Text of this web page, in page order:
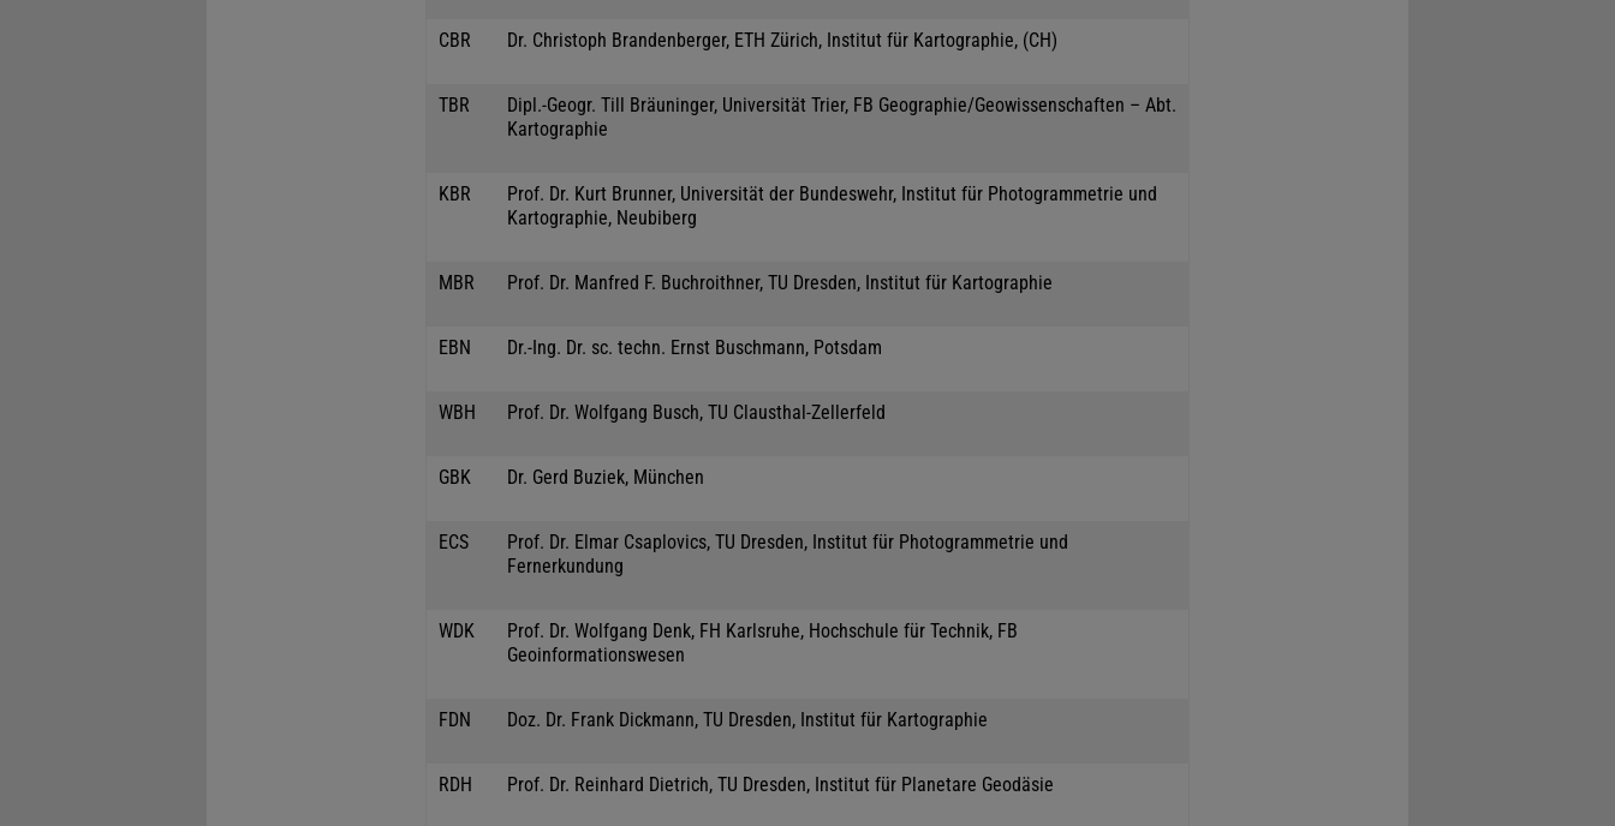
CBR Dr. Christoph Brandenberger, ETH Zürich, Institut für Kartographie, (CH)
TBR
Dipl.-Geogr. Till Bräuninger, Universität Trier, FB Geographie/Geowissenschaften – Abt.
Kartographie
KBR
Prof. Dr. Kurt Brunner, Universität der Bundeswehr, Institut für Photogrammetrie und
Kartographie, Neubiberg
MBR Prof. Dr. Manfred F. Buchroithner, TU Dresden, Institut für Kartographie
EBN Dr.-Ing. Dr. sc. techn. Ernst Buschmann, Potsdam
WBH Prof. Dr. Wolfgang Busch, TU Clausthal-Zellerfeld
GBK Dr. Gerd Buziek, München
ECS
Prof. Dr. Elmar Csaplovics, TU Dresden, Institut für Photogrammetrie und
Fernerkundung
WDK
Prof. Dr. Wolfgang Denk, FH Karlsruhe, Hochschule für Technik, FB
Geoinformationswesen
FDN Doz. Dr. Frank Dickmann, TU Dresden, Institut für Kartographie
RDH Prof. Dr. Reinhard Dietrich, TU Dresden, Institut für Planetare Geodäsie